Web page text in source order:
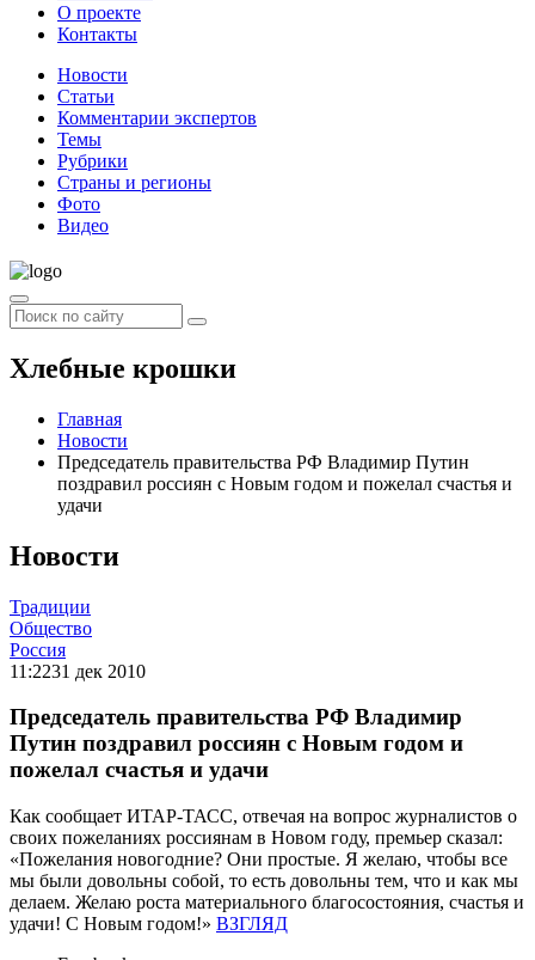
О проекте
Контакты
Новости
Статьи
Комментарии экспертов
Темы
Рубрики
Страны и регионы
Фото
Видео
Хлебные крошки
Главная
Новости
Председатель правительства РФ Владимир Путин
поздравил россиян с Новым годом и пожелал счастья и
удачи
Новости
Традиции
Общество
Россия
11:2231 дек 2010
Председатель правительства РФ Владимир
Путин поздравил россиян с Новым годом и
пожелал счастья и удачи
Как сообщает ИТАР-ТАСС, отвечая на вопрос журналистов о
своих пожеланиях россиянам в Новом году, премьер сказал:
«Пожелания новогодние? Они простые. Я желаю, чтобы все
мы были довольны собой, то есть довольны тем, что и как мы
делаем. Желаю роста материального благосостояния, счастья и
удачи! С Новым годом!» ВЗГЛЯД